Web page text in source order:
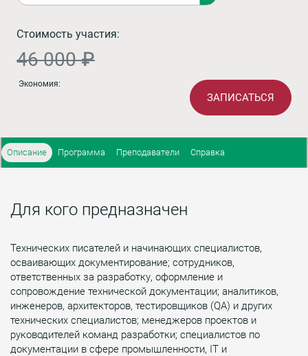
Стоимость участия:
46 000 ₽
Экономия:
ЗАПИСАТЬСЯ
Описание Программа Преподаватели Справка
Для кого предназначен
Технических писателей и начинающих специалистов,
осваивающих документирование; сотрудников,
ответственных за разработку, оформление и
сопровождение технической документации; аналитиков,
инженеров, архитекторов, тестировщиков (QA) и других
технических специалистов; менеджеров проектов и
руководителей команд разработки; специалистов по
документации в сфере промышленности, IT и